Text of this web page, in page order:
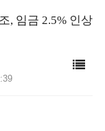
, 임금 2.5% 인상